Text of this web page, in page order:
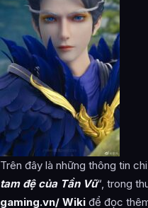
Trên đây là những thông tin
tam đệ của Tần Vũ“, trong
gaming.vn/ Wiki để đọc